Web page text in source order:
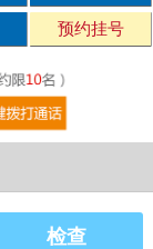
预约挂号
检查